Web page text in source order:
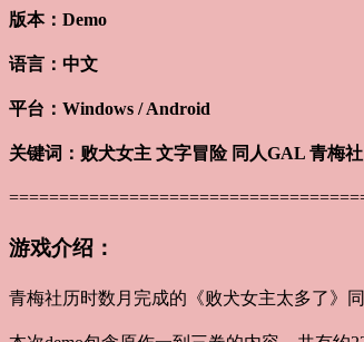
版本：Demo
语言：中文
平台：Windows / Android
关键词：败犬女主 文字冒险 同人GAL 青梅
游戏介绍：
青梅社历时数月完成的《败犬女主太多了》